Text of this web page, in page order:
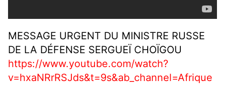
MESSAGE URGENT DU MINISTRE RUSSE
DE LA DÉFENSE SERGUEÏ CHOÏGOU
https://www.youtube.com/watch?
v=hxaNRrRSJds&t=9s&ab_channel=Afrique